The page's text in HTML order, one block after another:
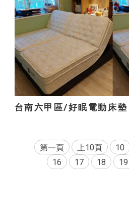
台南六甲區/好眠電動床墊
第一頁 上10頁 10
16
17 18 19